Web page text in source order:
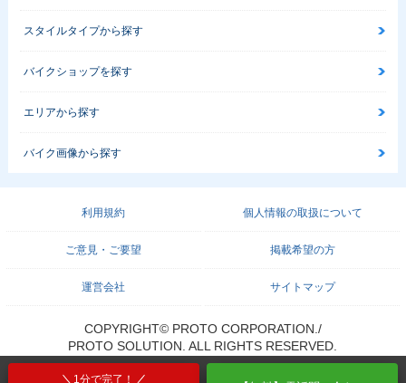
1分で完了！
スタイルタイプから探す
バイクショップを探す
エリアから探す
バイク画像から探す
利用規約 個人情報の取扱について
ご意見・ご要望 掲載希望の方
運営会社 サイトマップ
COPYRIGHT© PROTO CORPORATION./
PROTO SOLUTION. ALL RIGHTS RESERVED.